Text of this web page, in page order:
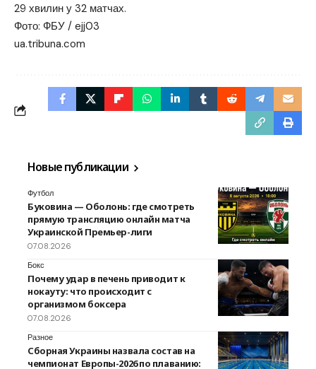
29 хвилин у 32 матчах.
Фото: ФБУ / ejj03
ua.tribuna.com
Новые публикации
Футбол
Буковина — Оболонь: где смотреть
прямую трансляцию онлайн матча
Украинской Премьер-лиги
07.08.2026
Бокс
Почему удар в печень приводит к
нокауту: что происходит с
организмом боксера
07.08.2026
Разное
Сборная Украины назвала состав на
чемпионат Европы-2026 по плаванию: